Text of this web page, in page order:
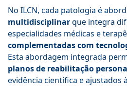
No ILCN, cada patologia é
multidisciplinarque integra
especialidades médicas e
complementadas com
Esta abordagem integrada
planos de reabilitação
evidência científica e ajustados